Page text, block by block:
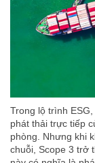
Trong lộ trình
phát thải trực tiếp
phòng. Nhưng khi
chuỗi, Scope 3 trở